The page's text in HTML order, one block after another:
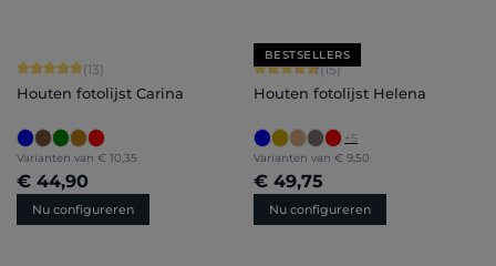
Gemiddelde waardering van 5 van 5 sterren
(13)
Houten fotolijst Carina
Varianten van € 10,35
€ 44,90
Nu configureren
BESTSELLERS
Gemiddelde waardering van 4.8 van
(15)
Houten fotolijst Helena
+5
Varianten van € 9,50
€ 49,75
Nu configureren